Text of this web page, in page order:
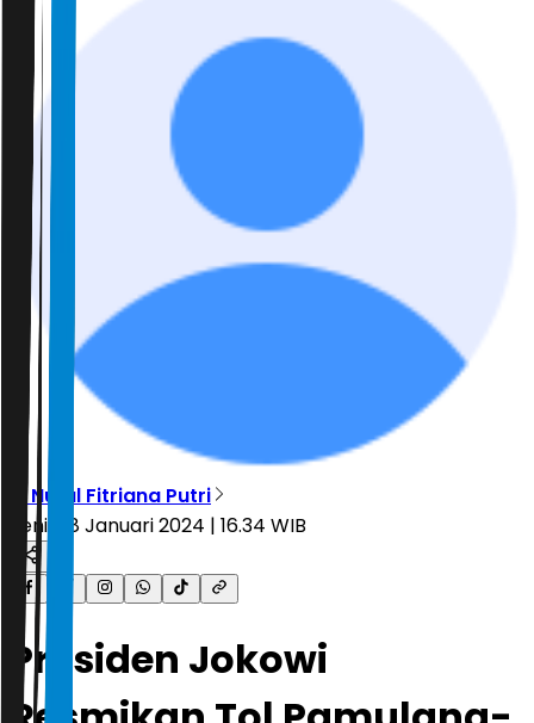
R. Nurul Fitriana Putri
Senin, 8 Januari 2024 | 16.34 WIB
Presiden Jokowi